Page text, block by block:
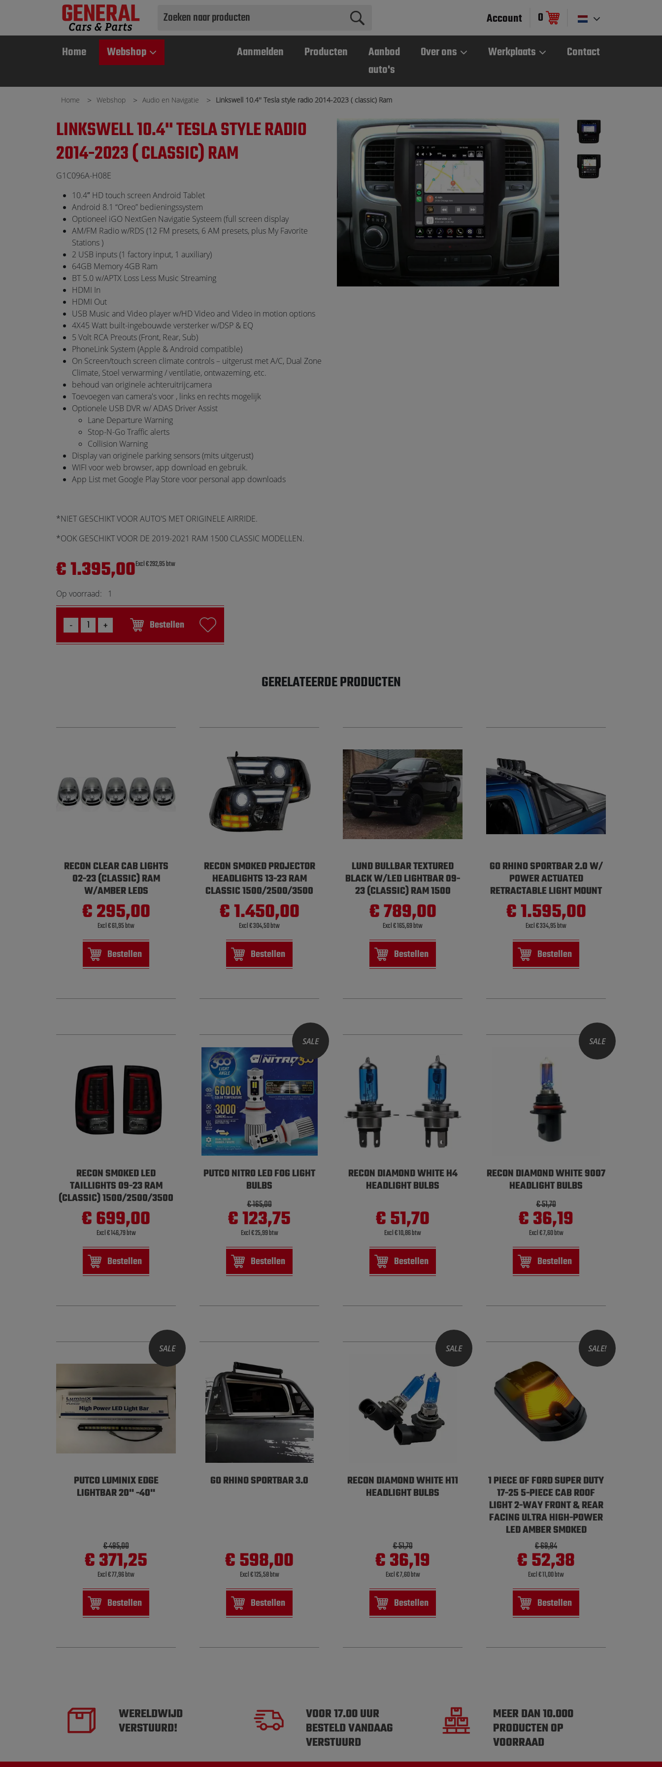
Use
up
available
Press
to
search
result.
Touch
devices
can
touch
gestures.
Account 0
Home Webshop Aanmelden Producten
Aanbod
auto's
Over ons Werkplaats Contact
Home Webshop Audio en Navigatie Linkswell 10.4'' Tesla style radio 2014-2023 ( classic) Ram
LINKSWELL 10.4'' TESLA STYLE RADIO
2014-2023 ( CLASSIC) RAM
G1C096A-H08E
10.4″ HD touch screen Android Tablet
Android 8.1 “Oreo” bedieningssystem
Optioneel iGO NextGen Navigatie Systeem (full screen display
AM/FM Radio w/RDS (12 FM presets, 6 AM presets, plus My Favorite
Stations )
2 USB inputs (1 factory input, 1 auxiliary)
64GB Memory 4GB Ram
BT 5.0 w/APTX Loss Less Music Streaming
HDMI In
HDMI Out
USB Music and Video player w/HD Video and Video in motion options
4X45 Watt built-ingebouwde versterker w/DSP & EQ
5 Volt RCA Preouts (Front, Rear, Sub)
PhoneLink System (Apple & Android compatible)
On Screen/touch screen climate controls – uitgerust met A/C, Dual Zone
Climate, Stoel verwarming / ventilatie, ontwazeming, etc.
behoud van originele achteruitrijcamera
Toevoegen van camera's voor , links en rechts mogelijk
Optionele USB DVR w/ ADAS Driver Assist
Lane Departure Warning
Stop-N-Go Traffic alerts
Collision Warning
Display van originele parking sensors (mits uitgerust)
WIFI voor web browser, app download en gebruik.
App List met Google Play Store voor personal app downloads
*NIET GESCHIKT VOOR AUTO'S MET ORIGINELE AIRRIDE.
*OOK GESCHIKT VOOR DE 2019-2021 RAM 1500 CLASSIC MODELLEN.
€ 1.395,00Excl € 292,95 btw
Op voorraad: 1
Bestellen
GERELATEERDE PRODUCTEN
RECON CLEAR CAB LIGHTS
02-23 (CLASSIC) RAM
W/AMBER LEDS
€ 295,00
Excl € 61,95 btw
Bestellen
RECON SMOKED PROJECTOR
HEADLIGHTS 13-23 RAM
CLASSIC 1500/2500/3500
€ 1.450,00
Excl € 304,50 btw
Bestellen
LUND BULLBAR TEXTURED
BLACK W/LED LIGHTBAR 09-
23 (CLASSIC) RAM 1500
€ 789,00
Excl € 165,69 btw
Bestellen
GO RHINO SPORTBAR 2.0 W/
POWER ACTUATED
RETRACTABLE LIGHT MOUNT
€ 1.595,00
Excl € 334,95 btw
Bestellen
RECON SMOKED LED
TAILLIGHTS 09-23 RAM
(CLASSIC) 1500/2500/3500
€ 699,00
Excl € 146,79 btw
Bestellen
SALE
PUTCO NITRO LED FOG LIGHT
BULBS
€ 165,00
€ 123,75
Excl € 25,99 btw
Bestellen
RECON DIAMOND WHITE H4
HEADLIGHT BULBS
€ 51,70
Excl € 10,86 btw
Bestellen
SALE
RECON DIAMOND WHITE 9007
HEADLIGHT BULBS
€ 51,70
€ 36,19
Excl € 7,60 btw
Bestellen
SALE
PUTCO LUMINIX EDGE
LIGHTBAR 20'' -40''
€ 495,00
€ 371,25
Excl € 77,96 btw
Bestellen
GO RHINO SPORTBAR 3.0
€ 598,00
Excl € 125,58 btw
Bestellen
SALE
RECON DIAMOND WHITE H11
HEADLIGHT BULBS
€ 51,70
€ 36,19
Excl € 7,60 btw
Bestellen
SALE!
1 PIECE OF FORD SUPER DUTY
17-25 5-PIECE CAB ROOF
LIGHT 2-WAY FRONT & REAR
FACING ULTRA HIGH-POWER
LED AMBER SMOKED
€ 69,84
€ 52,38
Excl € 11,00 btw
Bestellen
WERELDWIJD
VERSTUURD!
VOOR 17.00 UUR
BESTELD VANDAAG
VERSTUURD
MEER DAN 10.000
PRODUCTEN OP
VOORRAAD